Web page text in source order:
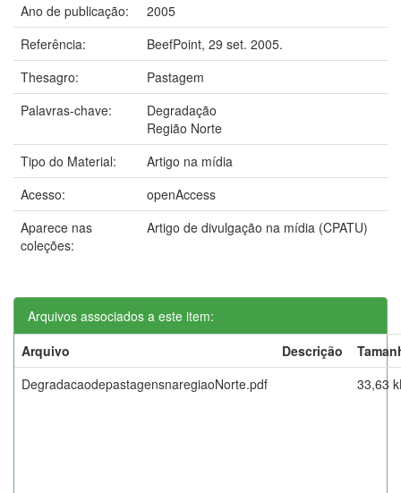
Ano de publicação:
2005
Referência:
BeefPoint, 29 set. 2005.
Thesagro:
Pastagem
Palavras-chave:
Degradação
Região Norte
Tipo do Material:
Artigo na mídia
Acesso:
openAccess
Aparece nas
coleções:
Artigo de divulgação na mídia (CPATU)
Arquivos associados a este item:
Arquivo
Descrição
DegradacaodepastagensnaregiaoNorte.pdf
33,63